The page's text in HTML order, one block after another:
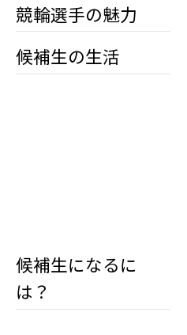
競輪選手の魅力
候補生の生活
候補生になるに
は？